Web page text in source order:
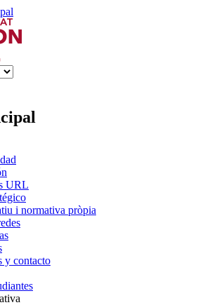
URL
i normativa pròpia
y contacto